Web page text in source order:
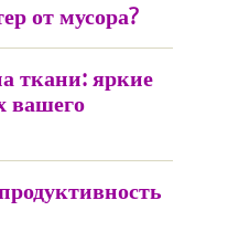
от мусора?
ткани: яркие
вашего